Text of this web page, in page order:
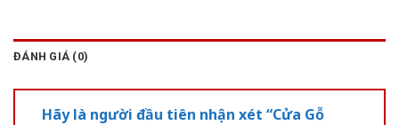
ĐÁNH GIÁ (0)
Hãy là người đầu tiên nhận xét “Cửa Gỗ